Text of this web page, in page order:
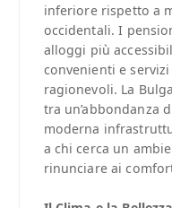
inferiore rispetto a
occidentali. I
alloggi più
convenienti e
ragionevoli. La
tra un’abbondanza
moderna
a chi cerca un
rinunciare ai